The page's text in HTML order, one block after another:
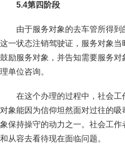
5.4第四阶段
由于服务对象的去车管所得到
这一状态注销驾驶证，服务对象
鼓励服务对象，并告知需要服务
理单位咨询。
在这个办理的过程中，社会
对象能因为信仰坦然面对过往的
象保持操守的动力之一。社会工
和从容去看待现在面临问题。